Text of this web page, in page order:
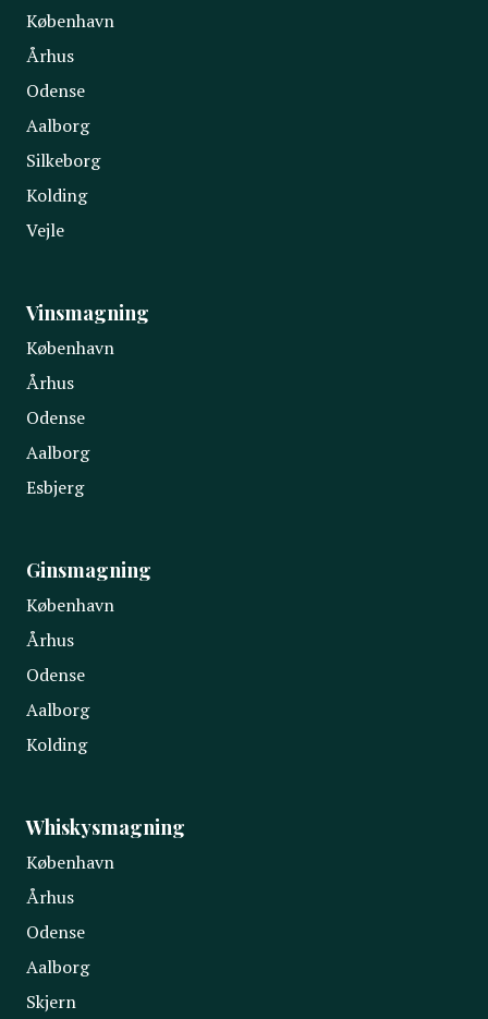
København
Århus
Odense
Aalborg
Silkeborg
Kolding
Vejle
Vinsmagning
København
Århus
Odense
Aalborg
Esbjerg
Ginsmagning
København
Århus
Odense
Aalborg
Kolding
Whiskysmagning
København
Århus
Odense
Aalborg
Skjern